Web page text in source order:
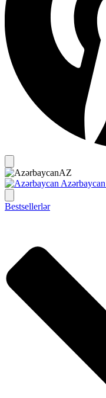
AZ
Azərbaycan
Bestsellerlər